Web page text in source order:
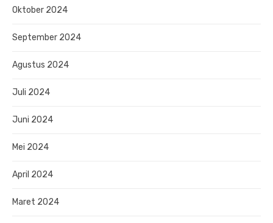
Oktober 2024
September 2024
Agustus 2024
Juli 2024
Juni 2024
Mei 2024
April 2024
Maret 2024